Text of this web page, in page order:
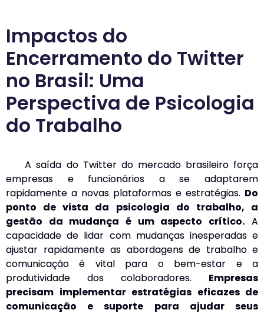
Impactos do
Encerramento do Twitter
no Brasil: Uma
Perspectiva de Psicologia
do Trabalho
A saída do Twitter do mercado brasileiro força
empresas e funcionários a se adaptarem
rapidamente a novas plataformas e estratégias. Do
ponto de vista da psicologia do trabalho, a
gestão da mudança é um aspecto crítico. A
capacidade de lidar com mudanças inesperadas e
ajustar rapidamente as abordagens de trabalho e
comunicação é vital para o bem-estar e a
produtividade dos colaboradores. Empresas
precisam implementar estratégias eficazes de
comunicação e suporte para ajudar seus